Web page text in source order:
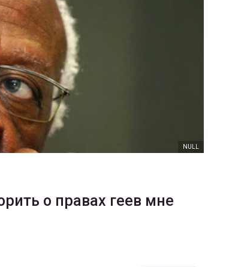
NULL
о правах геев мне
Военнослужащие-трансгендеры